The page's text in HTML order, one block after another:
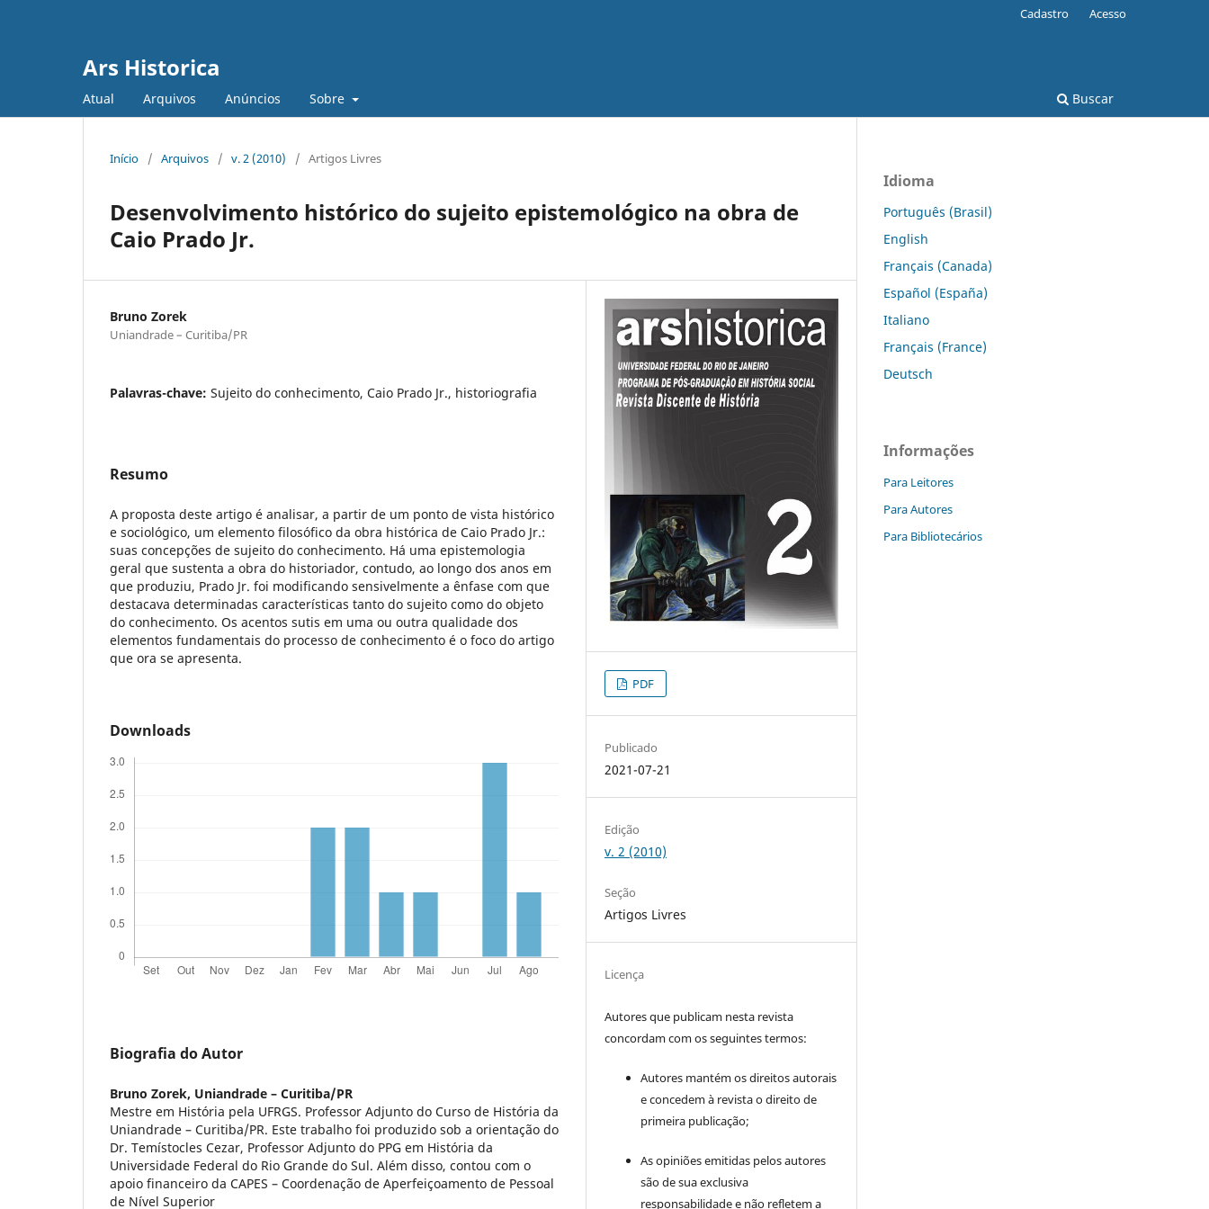
Ars Historica
Atual Arquivos Anúncios Sobre Buscar
Cadastro Acesso
Início / Arquivos / v. 2 (2010) / Artigos Livres
Desenvolvimento histórico do sujeito epistemológico na obra de
Caio Prado Jr.
Bruno Zorek
Uniandrade – Curitiba/PR
Palavras-chave: Sujeito do conhecimento, Caio Prado Jr., historiografia
Resumo
A proposta deste artigo é analisar, a partir de um ponto de vista histórico
e sociológico, um elemento filosófico da obra histórica de Caio Prado Jr.:
suas concepções de sujeito do conhecimento. Há uma epistemologia
geral que sustenta a obra do historiador, contudo, ao longo dos anos em
que produziu, Prado Jr. foi modificando sensivelmente a ênfase com que
destacava determinadas características tanto do sujeito como do objeto
do conhecimento. Os acentos sutis em uma ou outra qualidade dos
elementos fundamentais do processo de conhecimento é o foco do artigo
que ora se apresenta.
Downloads
Biografia do Autor
Bruno Zorek, Uniandrade – Curitiba/PR
Mestre em História pela UFRGS. Professor Adjunto do Curso de História da
Uniandrade – Curitiba/PR. Este trabalho foi produzido sob a orientação do
Dr. Temístocles Cezar, Professor Adjunto do PPG em História da
Universidade Federal do Rio Grande do Sul. Além disso, contou com o
apoio financeiro da CAPES – Coordenação de Aperfeiçoamento de Pessoal
de Nível Superior
PDF
Publicado
2021-07-21
Edição
v. 2 (2010)
Seção
Artigos Livres
Licença
Autores que publicam nesta revista
concordam com os seguintes termos:
Autores mantém os direitos autorais
e concedem à revista o direito de
primeira publicação;
As opiniões emitidas pelos autores
são de sua exclusiva
responsabilidade e não refletem a
Idioma
Português (Brasil)
English
Français (Canada)
Español (España)
Italiano
Français (France)
Deutsch
Informações
Para Leitores
Para Autores
Para Bibliotecários